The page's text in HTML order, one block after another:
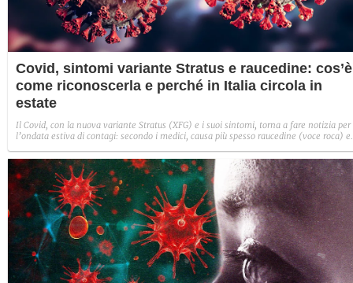
Covid, sintomi variante Stratus e raucedine:
come riconoscerla e perché in Italia circola in
estate
Il Covid, con la nuova variante Stratus (XFG) e i suoi sintomi, torna a fare notizia per
l’ondata estiva di contagi: secondo i medici, causa più spesso raucedine (voce roca) e
che da giugno 2025 cresce anche in Italia.